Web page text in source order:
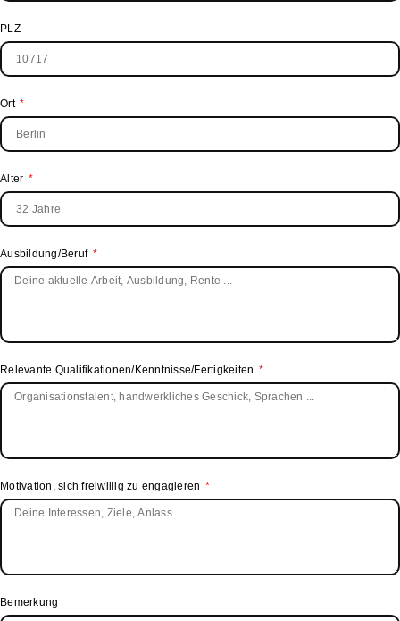
PLZ
Ort
Alter
Ausbildung/Beruf
Relevante Qualifikationen/Kenntnisse/Fertigkeiten
Motivation, sich freiwillig zu engagieren
Bemerkung